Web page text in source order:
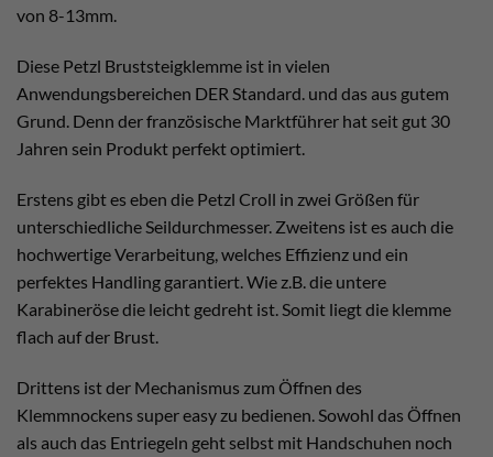
von 8-13mm.
Diese Petzl Bruststeigklemme ist in vielen
Anwendungsbereichen DER Standard. und das aus gutem
Grund. Denn der französische Marktführer hat seit gut 30
Jahren sein Produkt perfekt optimiert.
Erstens gibt es eben die Petzl Croll in zwei Größen für
unterschiedliche Seildurchmesser. Zweitens ist es auch die
hochwertige Verarbeitung, welches Effizienz und ein
perfektes Handling garantiert. Wie z.B. die untere
Karabineröse die leicht gedreht ist. Somit liegt die klemme
flach auf der Brust.
Drittens ist der Mechanismus zum Öffnen des
Klemmnockens super easy zu bedienen. Sowohl das Öffnen
als auch das Entriegeln geht selbst mit Handschuhen noch